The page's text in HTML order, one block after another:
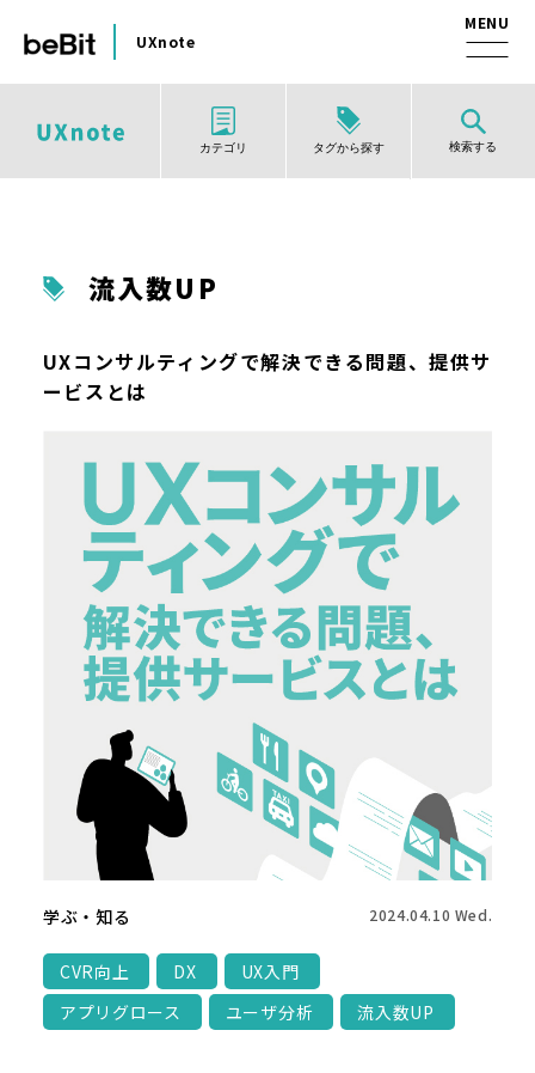
UXnote
カテゴリ タグから探す 検索する
流入数UP
UXコンサルティングで解決できる問題、提供サ
ービスとは
学ぶ・知る 2024.04.10 Wed.
CVR向上 DX
UX入門
アプリグロース
ユーザ分析 流入数UP